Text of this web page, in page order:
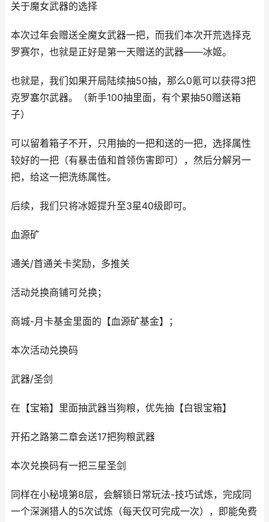
关于魔女武器的选择
本次过年会赠送全魔女武器一把，而我们本次开荒选择克
罗赛尔，也就是正好是第一天赠送的武器——冰姬。
也就是，我们如果开局陆续抽50抽，那么0氪可以获得3把
克罗塞尔武器。（新手100抽里面，有个累抽50赠送箱
子）
可以留着箱子不开，只用抽的一把和送的一把，选择属性
较好的一把（有暴击值和首领伤害即可），然后分解另一
把，给这一把洗练属性。
后续，我们只将冰姬提升至3星40级即可。
血源矿
通关/首通关卡奖励，多推关
活动兑换商铺可兑换；
商城-月卡基金里面的【血源矿基金】；
本次活动兑换码
武器/圣剑
在【宝箱】里面抽武器当狗粮，优先抽【白银宝箱】
开拓之路第二章会送17把狗粮武器
本次兑换码有一把三星圣剑
同样在小秘境第8层，会解锁日常玩法-技巧试炼，完成同
一个深渊猎人的5次试炼（每天仅可完成一次），即能免费